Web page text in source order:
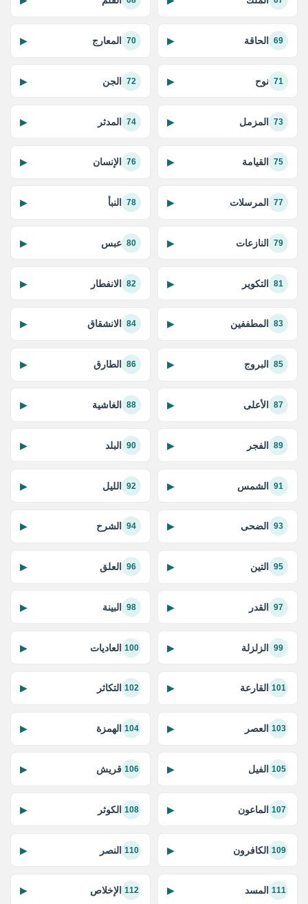
69 الحاقة ▶
70 المعارج ▶
71 نوح ▶
72 الجن ▶
73 المزمل ▶
74 المدثر ▶
75 القيامة ▶
76 الإنسان ▶
77 المرسلات ▶
78 النبأ ▶
79 النازعات ▶
80 عبس ▶
81 التكوير ▶
82 الانفطار ▶
83 المطففين ▶
84 الانشقاق ▶
85 البروج ▶
86 الطارق ▶
87 الأعلى ▶
88 الغاشية ▶
89 الفجر ▶
90 البلد ▶
91 الشمس ▶
92 الليل ▶
93 الضحى ▶
94 الشرح ▶
95 التين ▶
96 العلق ▶
97 القدر ▶
98 البينة ▶
99 الزلزلة ▶
100 العاديات ▶
101 القارعة ▶
102 التكاثر ▶
103 العصر ▶
104 الهمزة ▶
105 الفيل ▶
106 قريش ▶
107 الماعون ▶
108 الكوثر ▶
109 الكافرون ▶
110 النصر ▶
111 المسد ▶
112 الإخلاص ▶